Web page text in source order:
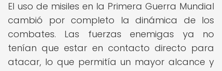
El uso de misiles en la Primera Guerra Mundial
cambió por completo la dinámica de los
combates. Las fuerzas enemigas ya no
tenían que estar en contacto directo para
atacar, lo que permitía un mayor alcance y